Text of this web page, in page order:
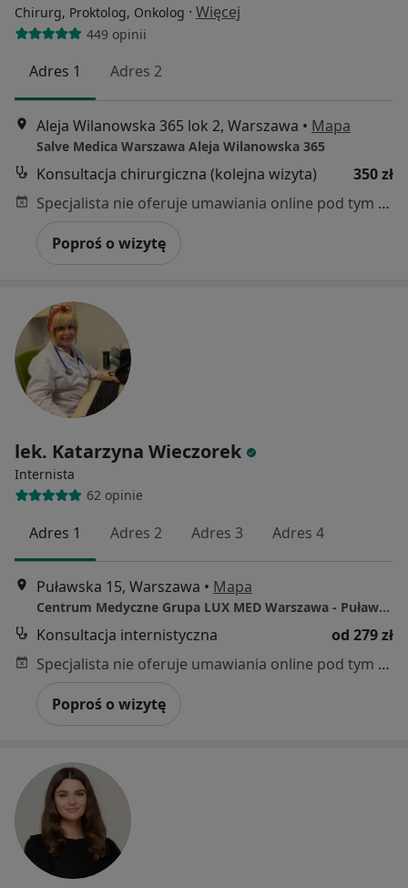
Chirurg, Proktolog, Onkolog · Więcej
449 opinii
Adres 1 Adres 2
Aleja Wilanowska 365 lok 2, Warszawa • Mapa
Salve Medica Warszawa Aleja Wilanowska 365
Konsultacja chirurgiczna (kolejna wizyta)
350 zł
Specjalista nie oferuje umawiania online pod tym adresem.
Poproś o wizytę
lek. Katarzyna Wieczorek
Internista
62 opinie
Adres 1 Adres 2 Adres 3 Adres 4
Puławska 15, Warszawa • Mapa
Centrum Medyczne Grupa LUX MED Warszawa - Puławska 15
Konsultacja internistyczna
od 279 zł
Specjalista nie oferuje umawiania online pod tym adresem.
Poproś o wizytę